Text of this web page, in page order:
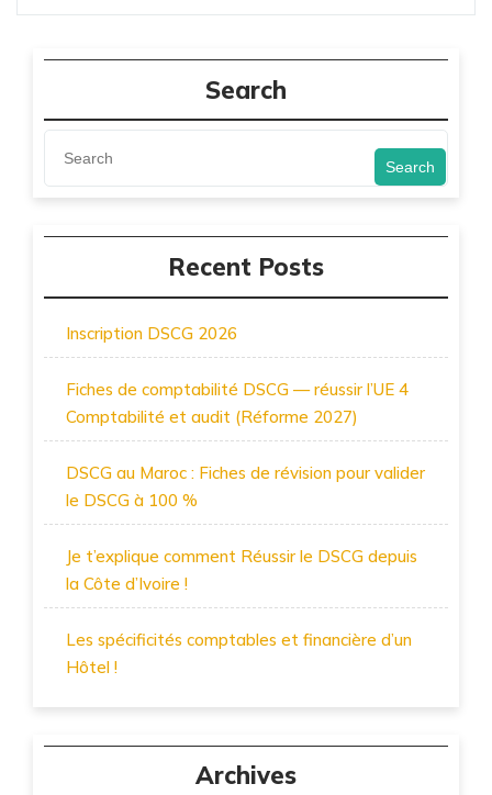
Search
Search
Recent Posts
Inscription DSCG 2026
Fiches de comptabilité DSCG — réussir l’UE 4
Comptabilité et audit (Réforme 2027)
DSCG au Maroc : Fiches de révision pour valider
le DSCG à 100 %
Je t’explique comment Réussir le DSCG depuis
la Côte d’Ivoire !
Les spécificités comptables et financière d’un
Hôtel !
Archives